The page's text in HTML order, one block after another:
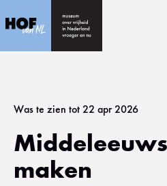
Was te zien tot 22 apr 2026
maken